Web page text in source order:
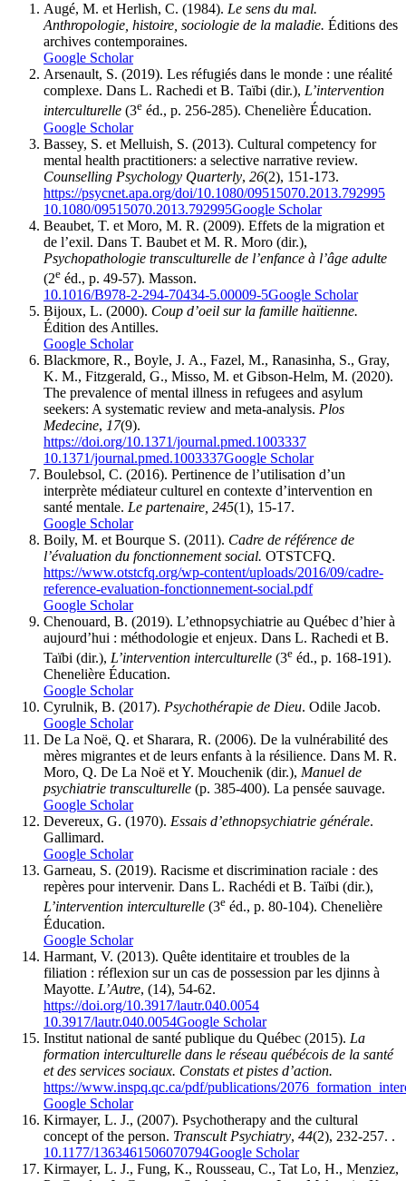
Augé, M. et Herlish, C. (1984). Le sens du mal.
Anthropologie, histoire, sociologie de la maladie. Éditions des
archives contemporaines.
Google Scholar
Arsenault, S. (2019). Les réfugiés dans le monde : une réalité
complexe. Dans L. Rachedi et B. Taïbi (dir.), L’intervention
interculturelle (3e éd., p. 256-285). Chenelière Éducation.
Google Scholar
Bassey, S. et Melluish, S. (2013). Cultural competency for
mental health practitioners: a selective narrative review.
Counselling Psychology Quarterly, 26(2), 151-173.
https://psycnet.apa.org/doi/10.1080/09515070.2013.792995
10.1080/09515070.2013.792995Google Scholar
Beaubet, T. et Moro, M. R. (2009). Effets de la migration et
de l’exil. Dans T. Baubet et M. R. Moro (dir.),
Psychopathologie transculturelle de l’enfance à l’âge adulte
(2e éd., p. 49-57). Masson.
10.1016/B978-2-294-70434-5.00009-5Google Scholar
Bijoux, L. (2000). Coup d’oeil sur la famille haïtienne.
Édition des Antilles.
Google Scholar
Blackmore, R., Boyle, J. A., Fazel, M., Ranasinha, S., Gray,
K. M., Fitzgerald, G., Misso, M. et Gibson-Helm, M. (2020).
The prevalence of mental illness in refugees and asylum
seekers: A systematic review and meta-analysis. Plos
Medecine, 17(9).
https://doi.org/10.1371/journal.pmed.1003337
10.1371/journal.pmed.1003337Google Scholar
Boulebsol, C. (2016). Pertinence de l’utilisation d’un
interprète médiateur culturel en contexte d’intervention en
santé mentale. Le partenaire, 245(1), 15-17.
Google Scholar
Boily, M. et Bourque S. (2011). Cadre de référence de
l’évaluation du fonctionnement social. OTSTCFQ.
https://www.otstcfq.org/wp-content/uploads/2016/09/cadre-
reference-evaluation-fonctionnement-social.pdf
Google Scholar
Chenouard, B. (2019). L’ethnopsychiatrie au Québec d’hier à
aujourd’hui : méthodologie et enjeux. Dans L. Rachedi et B.
Taïbi (dir.), L’intervention interculturelle (3e éd., p. 168-191).
Chenelière Éducation.
Google Scholar
Cyrulnik, B. (2017). Psychothérapie de Dieu. Odile Jacob.
Google Scholar
De La Noë, Q. et Sharara, R. (2006). De la vulnérabilité des
mères migrantes et de leurs enfants à la résilience. Dans M. R.
Moro, Q. De La Noë et Y. Mouchenik (dir.), Manuel de
psychiatrie transculturelle (p. 385-400). La pensée sauvage.
Google Scholar
Devereux, G. (1970). Essais d’ethnopsychiatrie générale.
Gallimard.
Google Scholar
Garneau, S. (2019). Racisme et discrimination raciale : des
repères pour intervenir. Dans L. Rachédi et B. Taïbi (dir.),
L’intervention interculturelle (3e éd., p. 80-104). Chenelière
Éducation.
Google Scholar
Harmant, V. (2013). Quête identitaire et troubles de la
filiation : réflexion sur un cas de possession par les djinns à
Mayotte. L’Autre, (14), 54-62.
https://doi.org/10.3917/lautr.040.0054
10.3917/lautr.040.0054Google Scholar
Institut national de santé publique du Québec (2015). La
formation interculturelle dans le réseau québécois de la santé
et des services sociaux. Constats et pistes d’action.
https://www.inspq.qc.ca/pdf/publications/
Google Scholar
Kirmayer, L. J., (2007). Psychotherapy and the cultural
concept of the person. Transcult Psychiatry, 44(2), 232-257. .
10.1177/1363461506070794Google Scholar
Kirmayer, L. J., Fung, K., Rousseau, C., Tat Lo, H., Menziez,